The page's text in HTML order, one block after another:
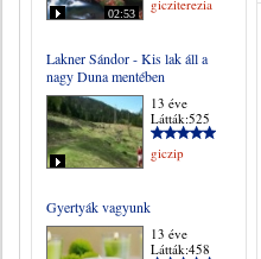
02:53
gicziterezia
Lakner Sándor - Kis lak áll a
nagy Duna mentében
13 éve
Látták:525
giczip
Gyertyák vagyunk
13 éve
Látták:458